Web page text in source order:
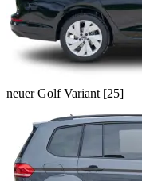
neuer Golf Variant [25]